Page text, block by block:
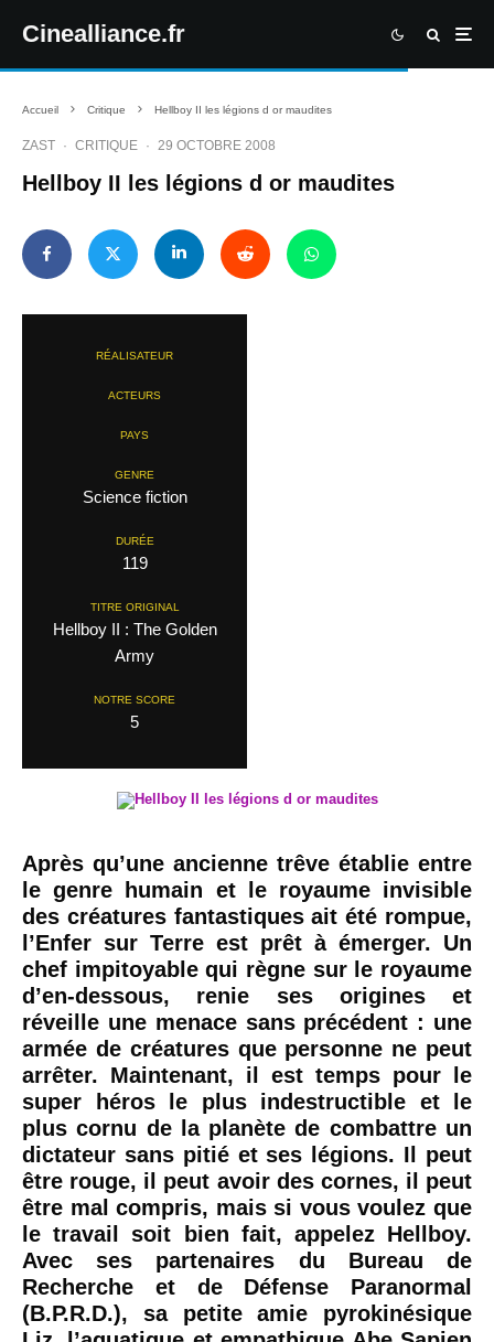
Cinealliance.fr
Accueil Critique Hellboy II les légions d or maudites
ZAST · CRITIQUE · 29 OCTOBRE 2008
Hellboy II les légions d or maudites
RÉALISATEUR
ACTEURS
PAYS
GENRE
Science fiction
DURÉE
119
TITRE ORIGINAL
Hellboy II : The Golden
Army
NOTRE SCORE
5
Après qu’une ancienne trêve établie entre
le genre humain et le royaume invisible
des créatures fantastiques ait été rompue,
l’Enfer sur Terre est prêt à émerger. Un
chef impitoyable qui règne sur le royaume
d’en-dessous, renie ses origines et
réveille une menace sans précédent : une
armée de créatures que personne ne peut
arrêter. Maintenant, il est temps pour le
super héros le plus indestructible et le
plus cornu de la planète de combattre un
dictateur sans pitié et ses légions. Il peut
être rouge, il peut avoir des cornes, il peut
être mal compris, mais si vous voulez que
le travail soit bien fait, appelez Hellboy.
Avec ses partenaires du Bureau de
Recherche et de Défense Paranormal
(B.P.R.D.), sa petite amie pyrokinésique